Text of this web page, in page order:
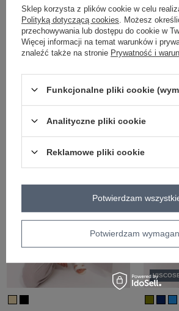
VISCOSE COMFORT
Niebieskie letnie spodnie z
nadrukiem SUBLEVEL
Zaloguj się i zobacz cenę Zaloguj
Sklep korzysta z plików cookie w celu
Polityką dotyczącą cookies . Możesz
przechowywania lub dostępu do cookie w
Więcej informacji na temat warunków i
znaleźć także na stronie Prywatność i
Funkcjonalne pliki cookie
Analityczne pliki cookie
Reklamowe pliki cookie
Potwierdzam
Potwierdzam